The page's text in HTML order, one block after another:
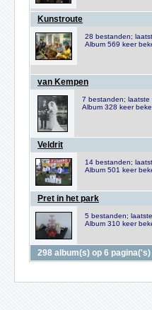
Kunstroute
28 bestanden;
Album 569 keer
van Kempen
7 bestanden;
Album 328 keer
Veldrit
14 bestanden;
Album 501 keer
Pret in het park
5 bestanden;
Album 310 keer
298 album(s) op 6 pagina('s)